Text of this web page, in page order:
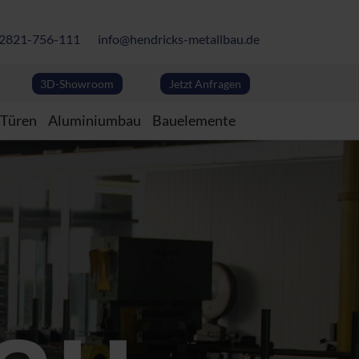
756-111 info@hendricks-metallbau.de
3D-Showroom Jetzt Anfragen
Aluminiumbau Bauelemente